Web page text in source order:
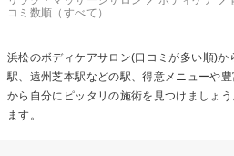
コミ数順（すべて）
浜松のボディケアサロン(口コミが多い順)か
駅、遠州芝本駅などの駅、得意メニューや
から自分にピッタリの施術を見つけましょ
ます。